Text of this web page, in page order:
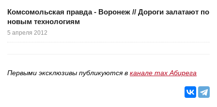
Комсомольская правда - Воронеж // Дороги залатают по
новым технологиям
5 апреля 2012
Первыми эксклюзивы публикуются в канале max Абирега